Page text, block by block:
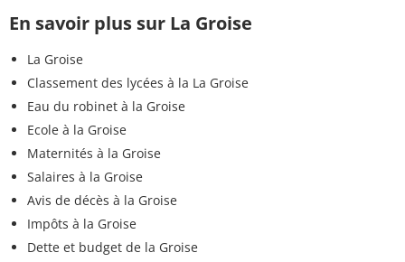
En savoir plus sur La Groise
La Groise
Classement des lycées à la La Groise
Eau du robinet à la Groise
Ecole à la Groise
Maternités à la Groise
Salaires à la Groise
Avis de décès à la Groise
Impôts à la Groise
Dette et budget de la Groise